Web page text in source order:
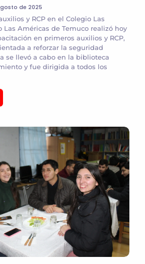
de 2025
y RCP en el Colegio Las
Las Américas de Temuco realizó hoy
en primeros auxilios y RCP,
a reforzar la seguridad
se llevó a cabo en la biblioteca
y fue dirigida a todos los